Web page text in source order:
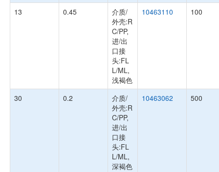
13 0.45
介质/
外壳:R
C/PP,
进/出
口接
头:FL
L/ML,
浅褐色
10463110 100
30 0.2
介质/
外壳:R
C/PP,
进/出
口接
头:FL
L/ML,
深褐色
10463062 500